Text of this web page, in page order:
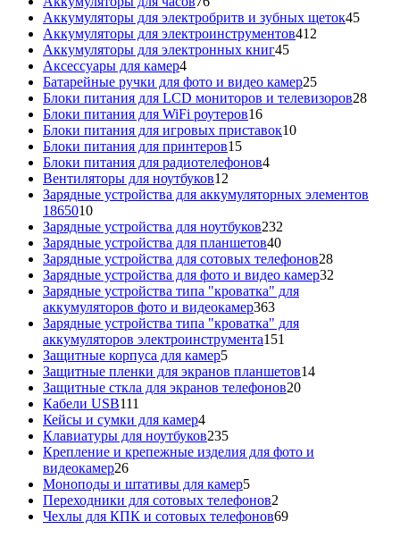
товаров
Аккумуляторы для электробритв и зубных щеток4545
Аккумуляторы для электроинструментов412
Аккумуляторы для электронных книг4545
Аксессуары для камер44
товара
Батарейные ручки для фото и видео камер2525
товаров
Блоки питания для LCD мониторов и телевизоров2828
Блоки питания для WiFi роутеров1616
товаров
Блоки питания для игровых приставок1010
Блоки питания для принтеров1515
товаров
Блоки питания для радиотелефонов44
Вентиляторы для ноутбуков12
товаров
Зарядные устройства для аккумуляторных элементов
186501010
товаров
Зарядные устройства для ноутбуков232
Зарядные устройства для планшетов4040
товаров
Зарядные устройства для сотовых телефонов2828
товаров
Зарядные устройства для фото и видео камер32
Зарядные устройства типа "кроватка" для
аккумуляторов фото и видеокамер363363
товара
Зарядные устройства типа "кроватка" для
аккумуляторов электроинструмента151
Защитные корпуса для камер55
товаров
Защитные пленки для экранов планшетов1414
Защитные сткла для экранов телефонов2020
Кабели USB111
товаров
Кейсы и сумки для камер44
товара
Клавиатуры для ноутбуков235235
товаров
Крепление и крепежные изделия для фото и
видеокамер2626
товаров
Моноподы и штативы для камер55
товаров
Переходники для сотовых телефонов2
товара
Чехлы для КПК и сотовых телефонов6969